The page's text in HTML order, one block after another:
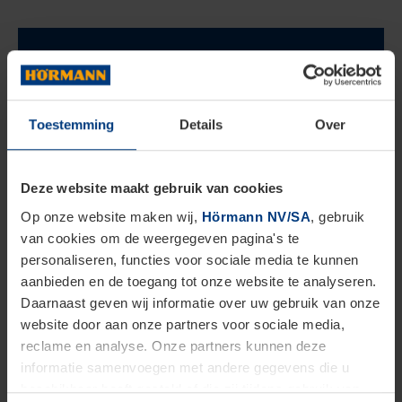
Toestemming Details Over
Deze website maakt gebruik van cookies
Op onze website maken wij, Hörmann NV/SA, gebruik
van cookies om de weergegeven pagina's te
personaliseren, functies voor sociale media te kunnen
aanbieden en de toegang tot onze website te analyseren.
Daarnaast geven wij informatie over uw gebruik van onze
website door aan onze partners voor sociale media,
reclame en analyse. Onze partners kunnen deze
informatie samenvoegen met andere gegevens die u
beschikbaar heeft gesteld of die zij tijdens gebruik van
Sécurité extérieure de votre abri de
jardin